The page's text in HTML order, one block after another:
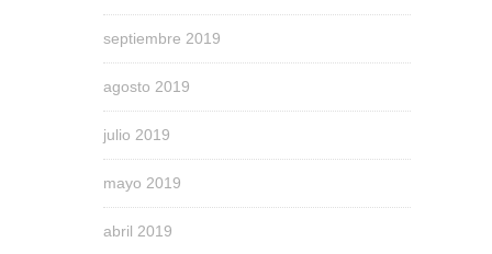
septiembre 2019
agosto 2019
julio 2019
mayo 2019
abril 2019